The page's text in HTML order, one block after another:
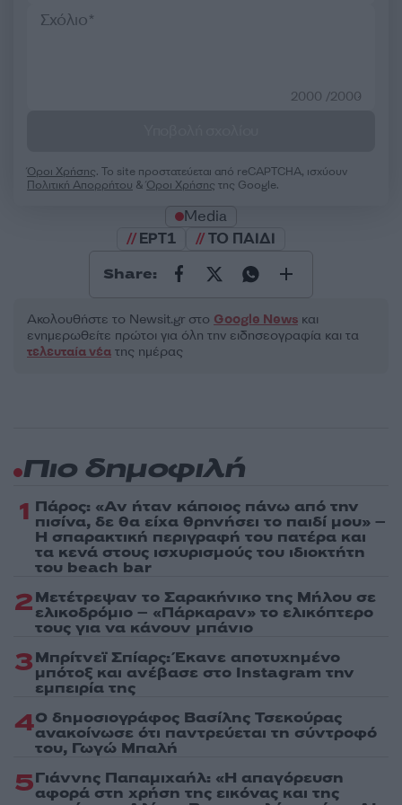
2000 /2000
Όροι Χρήσης. Το site προστατεύεται από reCAPTCHA, ισχύουν
Πολιτική Απορρήτου &Όροι Χρήσης της Google.
Media
ΕΡΤ1
ΤΟ ΠΑΙΔΙ
Share:
Ακολουθήστε το Νewsit.gr στο Google News και
ενημερωθείτε πρώτοι για όλη την ειδησεογραφία και τα
τελευταία νέα της ημέρας
Πιο δημοφιλή
1 Πάρος: «Αν ήταν κάποιος πάνω από την
πισίνα, δε θα είχα θρηνήσει το παιδί μου» –
Η σπαρακτική περιγραφή του πατέρα και
τα κενά στους ισχυρισμούς του ιδιοκτήτη
του beach bar
2Μετέτρεψαν το Σαρακήνικο της Μήλου σε
ελικοδρόμιο – «Πάρκαραν» το ελικόπτερο
τους για να κάνουν μπάνιο
3Μπρίτνεϊ Σπίαρς: Έκανε αποτυχημένο
μπότοξ και ανέβασε στο Instagram την
εμπειρία της
4Ο δημοσιογράφος Βασίλης Τσεκούρας
ανακοίνωσε ότι παντρεύεται τη σύντροφό
του, Γωγώ Μπαλή
5Γιάννης Παπαμιχαήλ: «Η απαγόρευση
αφορά στη χρήση της εικόνας και της